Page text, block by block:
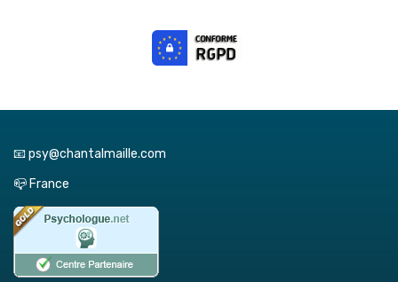
📧 psy@chantalmaille.com
📪 France